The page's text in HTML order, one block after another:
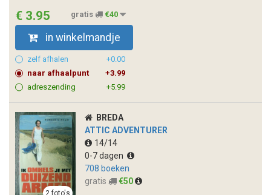
€ 3.95 gratis €40
in winkelmandje
zelf afhalen
+0.00
naar afhaalpunt
+3.99
adreszending
+5.99
BREDA
ATTIC ADVENTURER
14/14
0-7 dagen
708 boeken
gratis
€50